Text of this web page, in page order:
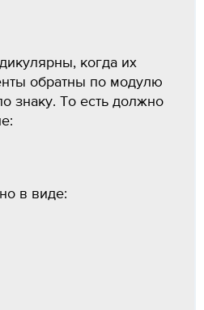
когда их
обратны по модулю
знаку. То есть должно
в виде: